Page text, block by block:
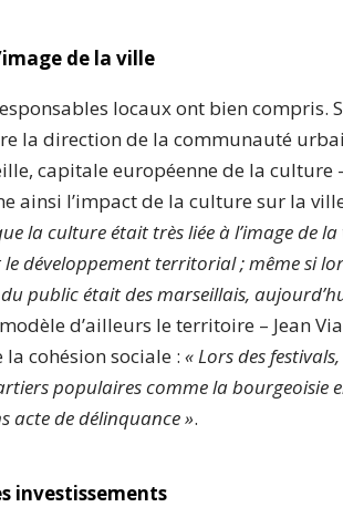
de la ville
locaux ont bien compris.
la direction de la communauté
capitale européenne de la culture
ainsi l’impact de la culture sur la
la culture était très liée à l’image de la
développement territorial ; même si
public était des marseillais,
d’ailleurs le territoire – Jean
la cohésion sociale :« Lors des
populaires comme la bourgeoisie
acte de délinquance ».
investissements